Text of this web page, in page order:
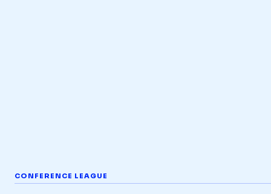
CONFERENCE LEAGUE